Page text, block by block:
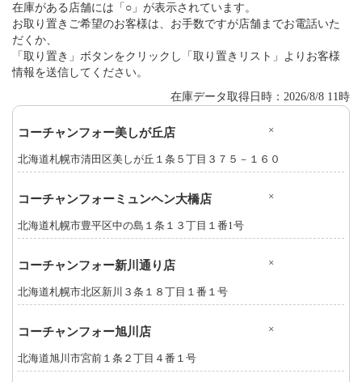
在庫がある店舗には「○」が表示されています。
お取り置きご希望のお客様は、お手数ですが店舗までお電話いた
だくか、
「取り置き」ボタンをクリックし「取り置きリスト」よりお客様
情報を送信してください。
在庫データ取得日時：2026/8/8 11時
コーチャンフォー美しが丘店 ×
北海道札幌市清田区美しが丘１条５丁目３７５－１６０
コーチャンフォーミュンヘン大橋店 ×
北海道札幌市豊平区中の島１条１３丁目１番1号
コーチャンフォー新川通り店 ×
北海道札幌市北区新川３条１８丁目１番１号
コーチャンフォー旭川店 ×
北海道旭川市宮前１条２丁目４番１号